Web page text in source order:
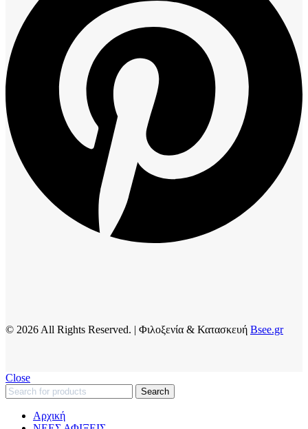
© 2026 All Rights Reserved. | Φιλοξενία & Κατασκευή Bsee.gr
Close
Search
Αρχική